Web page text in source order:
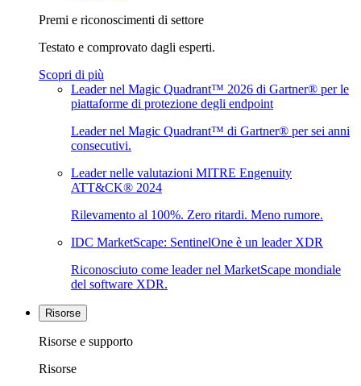
Premi e riconoscimenti di settore
Testato e comprovato dagli esperti.
Scopri di più
Leader nel Magic Quadrant™ 2026 di Gartner® per le
piattaforme di protezione degli endpoint
Leader nel Magic Quadrant™ di Gartner® per sei anni
consecutivi.
Leader nelle valutazioni MITRE Engenuity
ATT&CK® 2024
Rilevamento al 100%. Zero ritardi. Meno rumore.
IDC MarketScape: SentinelOne è un leader XDR
Riconosciuto come leader nel MarketScape mondiale
del software XDR.
Risorse
Risorse e supporto
Risorse